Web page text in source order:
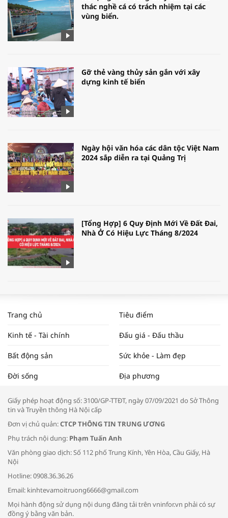
thác nghề cá có trách nhiệm tại các
vùng biển.
Gỡ thẻ vàng thủy sản gắn với xây
dựng kinh tế biển
Ngày hội văn hóa các dân tộc Việt Nam
2024 sắp diễn ra tại Quảng Trị
[Tổng Hợp] 6 Quy Định Mới Về Đất Đai,
Nhà Ở Có Hiệu Lực Tháng 8/2024
NAM NĂM 2024 VÀ NĂM 2025 | NHỊP
ĐẬP THỊ TRƯỜNG #62
Tọa đàm “Xúc tiến thương mại: Khơi
Bác sĩ tư vấn cách phòng tránh bệnh
đường hô hấp trong thời tiết giao mùa
Trang chủ Tiêu điểm
Kinh tế - Tài chính Đấu giá - Đấu thầu
Bất động sản Sức khỏe - Làm đẹp
Đời sống Địa phương
Giấy phép hoạt động số: 3100/GP-TTĐT, ngày 07/09/2021 do Sở Thông
tin và Truyền thông Hà Nội cấp
Đơn vị chủ quản:CTCP THÔNG TIN TRUNG ƯƠNG
Phụ trách nội dung: Phạm Tuấn Anh
Văn phòng giao dịch: Số 112 phố Trung Kính, Yên Hòa, Cầu Giấy, Hà
Nội
Hotline: 0908.36.36.26
Email: kinhtevamoitruong6666@gmail.com
Mọi hành động sử dụng nội dung đăng tải trên vninfor.vn phải có sự
đồng ý bằng văn bản.